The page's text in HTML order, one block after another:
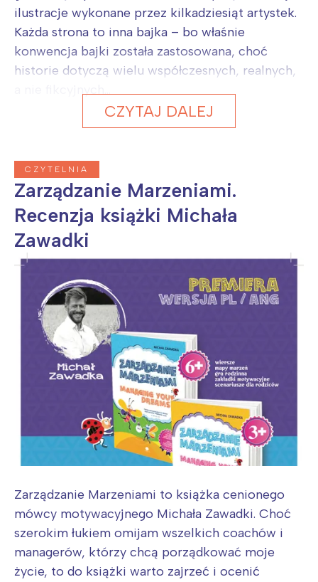
ilustracje wykonane przez kilkadziesiąt artystek.
Każda strona to inna bajka – bo właśnie
konwencja bajki została zastosowana, choć
historie dotyczą wielu współczesnych, realnych,
CZYTAJ DALEJ
CZYTELNIA
Zarządzanie Marzeniami.
Recenzja książki Michała
Zawadki
Zarządzanie Marzeniami to książka cenionego
mówcy motywacyjnego Michała Zawadki. Choć
szerokim łukiem omijam wszelkich coachów i
managerów, którzy chcą porządkować moje
życie, to do książki warto zajrzeć i ocenić